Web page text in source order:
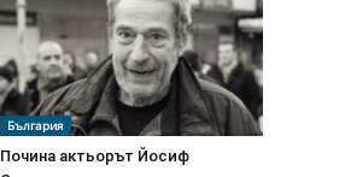
България
Почина актьорът Йосиф